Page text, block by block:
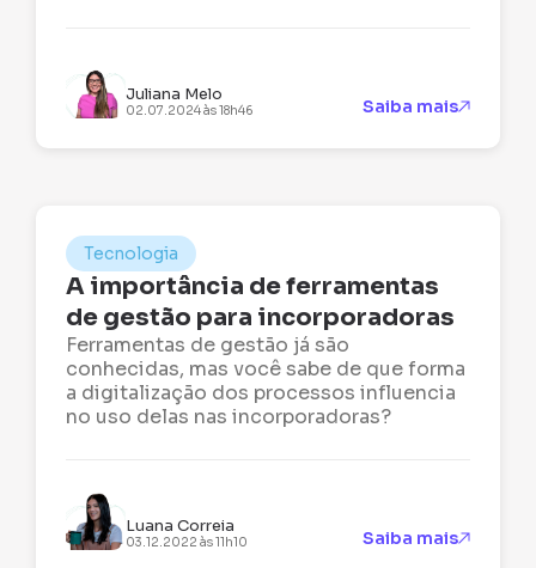
Juliana Melo
02.07.2024 às 18h46 Saiba mais
Tecnologia
A importância de ferramentas
de gestão para incorporadoras
Ferramentas de gestão já são
conhecidas, mas você sabe de que forma
a digitalização dos processos influencia
no uso delas nas incorporadoras?
Luana Correia
03.12.2022 às 11h10 Saiba mais